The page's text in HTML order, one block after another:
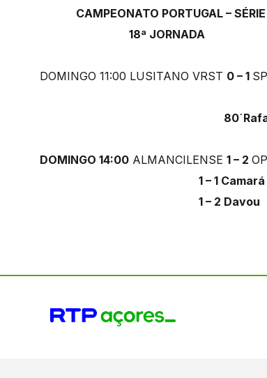
CAMPEONATO PORTUGAL – SÉRIE
18ª JORNADA
DOMINGO 11:00 LUSITANO VRST 0 – 1
80´Rafa (Rafael
DOMINGO 14:00 ALMANCILENSE 1 – 2
1 – 1 Camará
1 – 2 Davou